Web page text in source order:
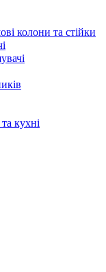
колони та стійки
кухні